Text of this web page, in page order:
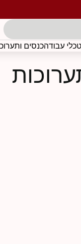
כלי עבודהכנסים